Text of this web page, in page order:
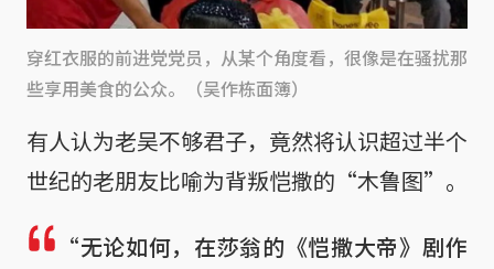
穿红衣服的前进党党员，从某个角度看，很像是在骚扰那
些享用美食的公众。（吴作栋面簿）
有人认为老吴不够君子，竟然将认识超过半个
世纪的老朋友比喻为背叛恺撒的“木鲁图”。
“无论如何，在莎翁的《恺撒大帝》剧作